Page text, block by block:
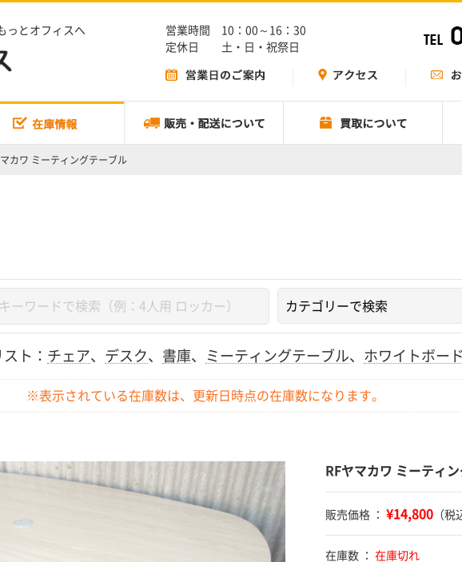
っとオフィスへ
営業時間 10：00～16：30
定休日 土・日・祝祭日
カワ ミーティングテーブル
ト： チェア、 デスク、 書庫、 ミーティングテーブル、 ホワイトボー
※表示されている在庫数は、更新日時点の在庫数になります。
RFヤマカワ ミーティ
販売価格 ： ¥14,800 （税
在庫数 ： 在庫切れ